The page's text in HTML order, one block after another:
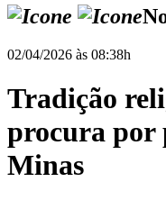
02/04/2026 às 08:38h
Tradição
procura por
Minas